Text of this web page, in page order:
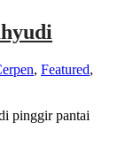
, Featured,
pinggir pantai